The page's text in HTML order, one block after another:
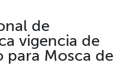
de
vigencia de
para Mosca de